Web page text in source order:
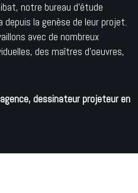
notre bureau d’étude
la genèse de leur projet.
avec de nombreux
des maîtres d’oeuvres,
dessinateur projeteur en